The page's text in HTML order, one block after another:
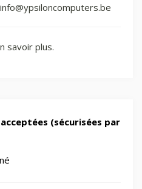
info@ypsiloncomputers.be
savoir plus.
(sécurisées par